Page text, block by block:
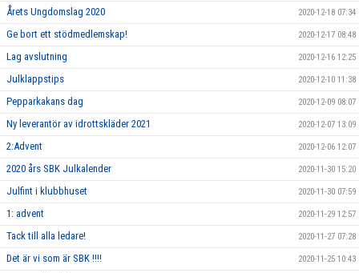
Årets Ungdomslag 2020 2020-12-18 07:34
Ge bort ett stödmedlemskap! 2020-12-17 08:48
Lag avslutning 2020-12-16 12:25
Julklappstips 2020-12-10 11:38
Pepparkakans dag 2020-12-09 08:07
Ny leverantör av idrottskläder 2021 2020-12-07 13:09
2:Advent 2020-12-06 12:07
2020 års SBK Julkalender 2020-11-30 15:20
Julfint i klubbhuset 2020-11-30 07:59
1: advent 2020-11-29 12:57
Tack till alla ledare! 2020-11-27 07:28
Det är vi som är SBK !!!! 2020-11-25 10:43